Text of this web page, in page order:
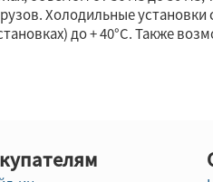
Холодильные
до + 40°С. Также